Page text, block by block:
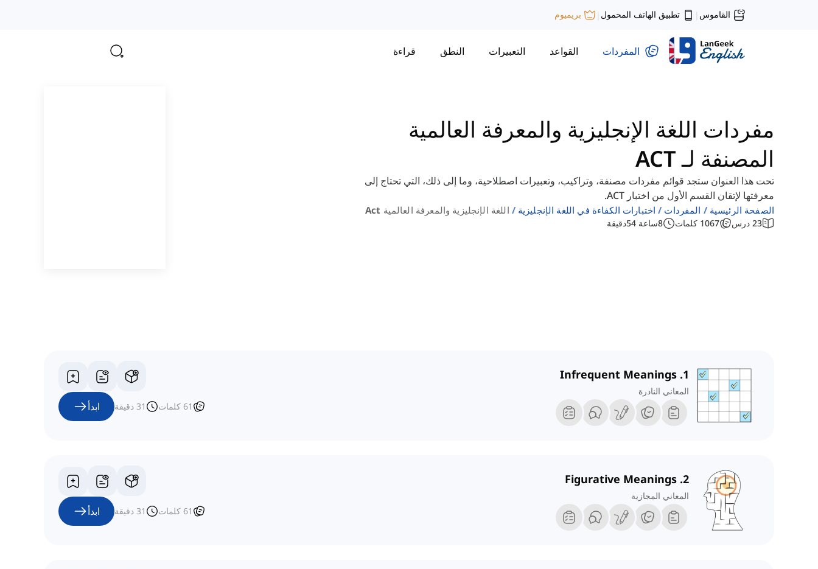
القاموس | تطبيق الهاتف المحمول | بريميوم
المفردات القواعد التعبيرات النطق قراءة
مفردات اللغة الإنجليزية والمعرفة العالمية
المصنفة لـ ACT
تحت هذا العنوان ستجد قوائم مفردات مصنفة، وتراكيب، وتعبيرات اصطلاحية، وما إلى ذلك، التي تحتاج إلى
معرفتها لإتقان القسم الأول من اختبار ACT.
الصفحة الرئيسية المفردات اختبارات الكفاءة في اللغة الإنجليزية اللغة الإنجليزية والمعرفة العالمية Act
23 درس 1067 كلمات 8ساعة 54دقيقة
1. Infrequent Meanings
المعاني النادرة
61 كلمات 31 دقيقة ابدأ
2. Figurative Meanings
المعاني المجازية
61 كلمات 31 دقيقة ابدأ